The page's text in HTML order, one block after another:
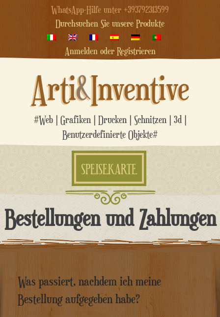
WhatsApp-Hilfe unter +393792313599
Durchsuchen Sie unsere Produkte
Anmelden oder Registrieren
Arti&Inventive
#Web | Grafiken | Drucken | Schnitzen | 3d |
Benutzerdefinierte Objekte#
SPEISEKARTE
Zum
Inhalt
springen
Bestellungen und Zahlungen
Was passiert, nachdem ich meine
Bestellung aufgegeben habe?